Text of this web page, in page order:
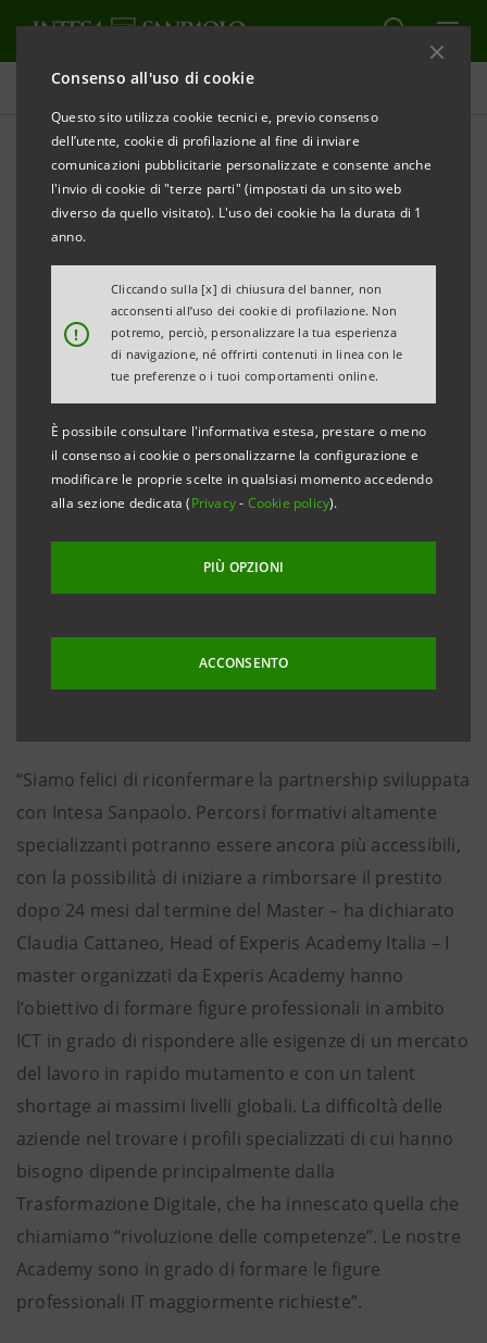
Consenso all'uso di cookie
Questo sito utilizza cookie tecnici e, previo consenso
dell’utente, cookie di profilazione al fine di inviare
comunicazioni pubblicitarie personalizzate e consente anche
l'invio di cookie di "terze parti" (impostati da un sito web
diverso da quello visitato). L'uso dei cookie ha la durata di 1
anno.
!
Cliccando sulla [x] di chiusura del banner, non
acconsenti all’uso dei cookie di profilazione. Non
potremo, perciò, personalizzare la tua esperienza
di navigazione, né offrirti contenuti in linea con le
tue preferenze o i tuoi comportamenti online.
È possibile consultare l'informativa estesa, prestare o meno
il consenso ai cookie o personalizzarne la configurazione e
modificare le proprie scelte in qualsiasi momento accedendo
alla sezione dedicata (Privacy- Cookie policy).
PIÙ OPZIONI
ACCONSENTO
Comunicati stampa
STAMPA AGGIORNA
Rinnovato l’accordo tra Experis Academy e Intesa
Sanpaolo per consentire l’accesso al credito agli
studenti dei Master
La formazione specialistica di Experis Academy in
ambito ICT si conferma
sempre più accessibile e sostenibile
Milano, 29 agosto 2022 – Experis Academy - training
center di ManpowerGroup specializzato nella
formazione professionale nell’ambito dell’Information
Technology - ha rinnovato, a condizioni migliorative,
Merito”, un prestito dedicato agli studenti universitari
e dal 2021 anche ai corsisti dei master di Experis. Si
tratta di un finanziamento che non richiede alcuna
garanzia e che può essere rimborsato in un periodo
lungo fino a 30 anni a condizioni estremamente
“Siamo felici di riconfermare la partnership sviluppata
con Intesa Sanpaolo. Percorsi formativi altamente
specializzanti potranno essere ancora più accessibili,
con la possibilità di iniziare a rimborsare il prestito
dopo 24 mesi dal termine del Master – ha dichiarato
Claudia Cattaneo, Head of Experis Academy Italia – I
master organizzati da Experis Academy hanno
l’obiettivo di formare figure professionali in ambito
ICT in grado di rispondere alle esigenze di un mercato
del lavoro in rapido mutamento e con un talent
shortage ai massimi livelli globali. La difficoltà delle
aziende nel trovare i profili specializzati di cui hanno
bisogno dipende principalmente dalla
Trasformazione Digitale, che ha innescato quella che
chiamiamo “rivoluzione delle competenze”. Le nostre
Academy sono in grado di formare le figure
professionali IT maggiormente richieste”.